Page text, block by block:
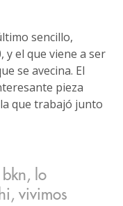
sencillo,
y el que viene a ser
se avecina. El
pieza
que trabajó junto
bkn, lo
vivimos